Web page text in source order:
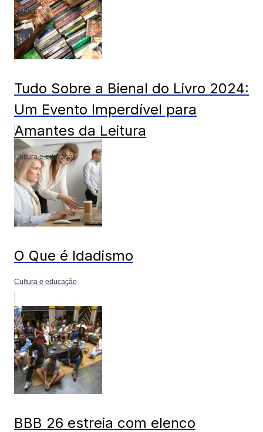
Games
Tudo Sobre a Bienal do Livro 2024:
Um Evento Imperdível para
Amantes da Leitura
Cultura e educação
O Que é Idadismo
Cultura e educação
BBB 26 estreia com elenco